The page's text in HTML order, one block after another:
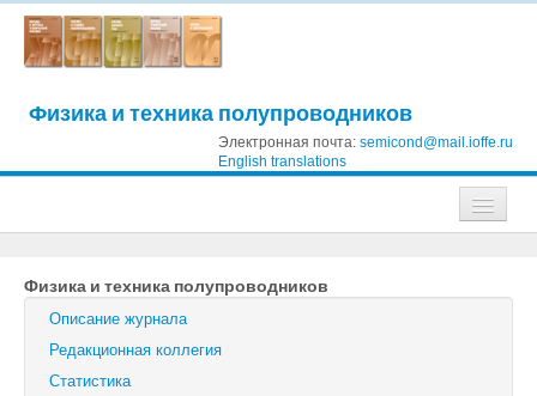
Физика и техника полупроводников
Электронная почта: semicond@mail.ioffe.ru
English translations
Журнал технической физики
Письма в Журнал технической физики
Физика твердого тела
Физика и техника полупроводников
Описание журнала
Редакционная коллегия
Статистика